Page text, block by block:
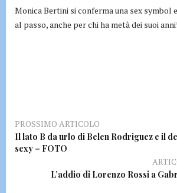
Monica Bertini si conferma una sex symbol
al passo, anche per chi ha metà dei suoi anni!
PROSSIMO ARTICOLO
Il lato B da urlo di Belen Rodriguez e il
sexy – FOTO
L’addio di Lorenzo Rossi a